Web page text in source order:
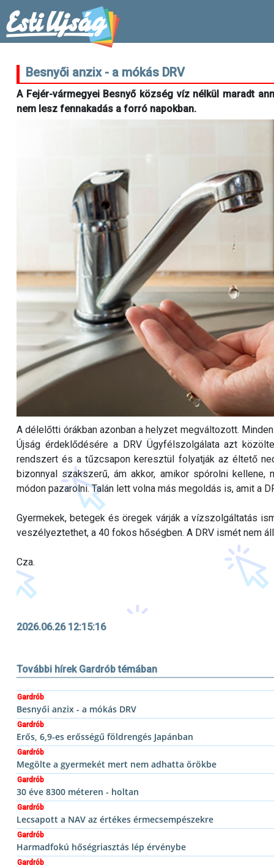
Besnyői anzix - a mókás DRV
A Fejér-vármegyei Besnyő község víz nélkül maradt
nem lesz fennakadás a forró napokban.
A délelőtti órákban azonban a helyzet megváltozott.
Újság érdeklődésére a DRV Ügyfélszolgálata azt
rendszert és a tűzcsapon keresztül folyatják az éltető
bizonnyal szakszerű, ám akkor, amikor spórolni kellene,
módon pazarolni. Talán lett volna más megoldás is, amit a
Gyermekek, betegek és öregek várják a vízszolgáltatás
veszélyeztethet, a 40 fokos hőségben. A DRV ismét nem
Cza.
2026.06.26 12:15:16
További hírek Gardrób témában
Gardrób
Besnyői anzix - a mókás DRV
Gardrób
Erős, 6,9-es erősségű földrengés Japánban
Gardrób
Megölte a gyermekét mert nem adhatta örökbe
Gardrób
30 éve 8300 méteren - holtan
Gardrób
Lecsapott a NAV az értékes érmecsempészekre
Gardrób
Harmadfokú hőségriasztás lép érvénybe
Gardrób